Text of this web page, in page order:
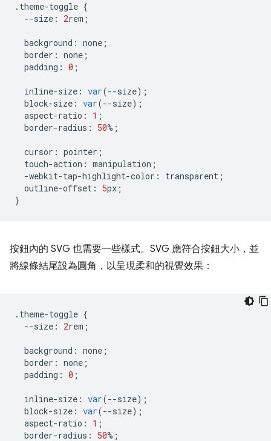
. theme-toggle {
--size : 2rem ;
background : none ;
border : none ;
padding : 0 ;
inline-size : var(--size);
block-size : var(--size);
aspect-ratio : 1 ;
border-radius : 50% ;
cursor : pointer ;
touch-action : manipulation ;
-webkit-tap-highlight-color : transparent ;
outline-offset : 5px ;
}
按鈕內的 SVG 也需要一些樣式。SVG 應符合按鈕大小，並
將線條結尾設為圓角，以呈現柔和的視覺效果：
. theme-toggle {
--size : 2rem ;
background : none ;
border : none ;
padding : 0 ;
inline-size : var(--size);
block-size : var(--size);
aspect-ratio : 1 ;
border-radius : 50% ;